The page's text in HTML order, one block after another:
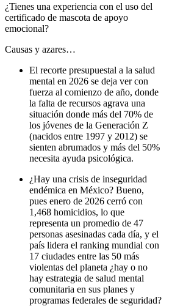
¿Tienes una experiencia con el uso del
certificado de mascota de apoyo
emocional?
Causas y azares…
El recorte presupuestal a la salud
mental en 2026 se deja ver con
fuerza al comienzo de año, donde
la falta de recursos agrava una
situación donde más del 70% de
los jóvenes de la Generación Z
(nacidos entre 1997 y 2012) se
sienten abrumados y más del 50%
necesita ayuda psicológica.
¿Hay una crisis de inseguridad
endémica en México? Bueno,
pues enero de 2026 cerró con
1,468 homicidios, lo que
representa un promedio de 47
personas asesinadas cada día, y el
país lidera el ranking mundial con
17 ciudades entre las 50 más
violentas del planeta ¿hay o no
hay estrategia de salud mental
comunitaria en sus planes y
programas federales de seguridad?